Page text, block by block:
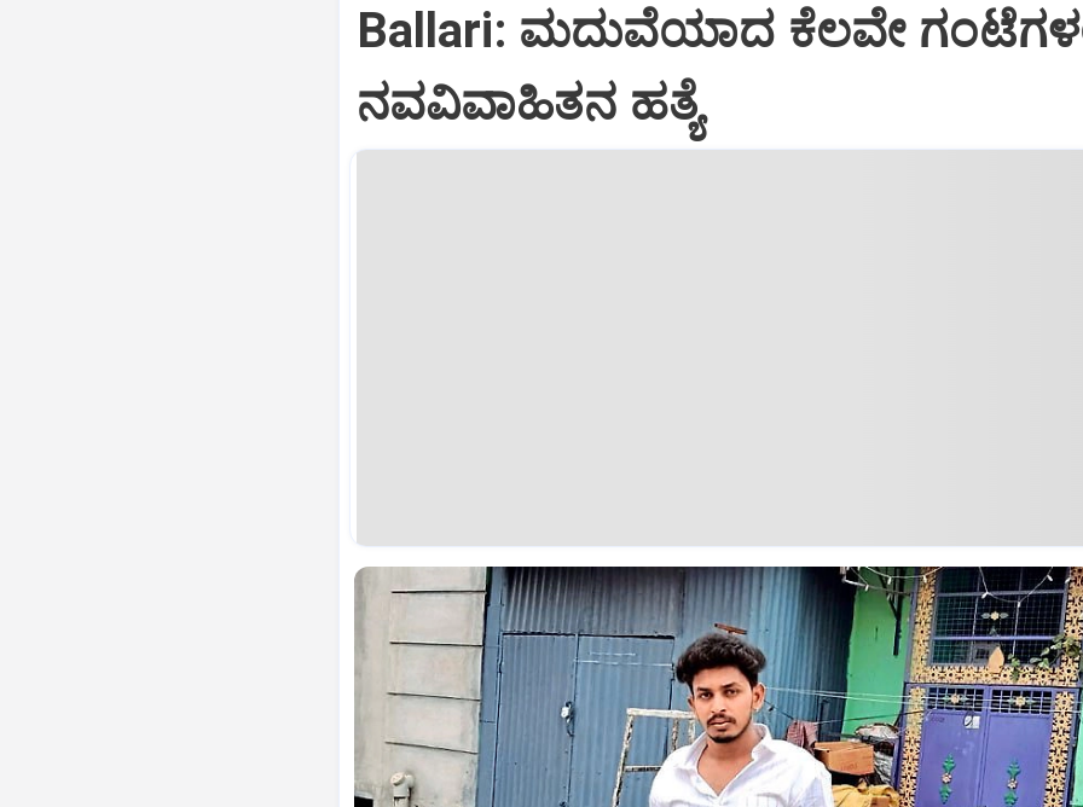
Ballari: ಮದುವೆಯಾದ ಕೆಲವೇ
ನವವಿವಾಹಿತನ ಹತ್ಯೆ